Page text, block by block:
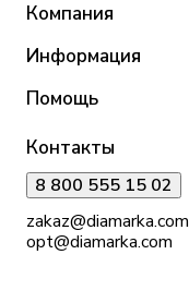
Компания
Информация
Помощь
Контакты
8 800 555 15 02
zakaz@diamarka.com
opt@diamarka.com